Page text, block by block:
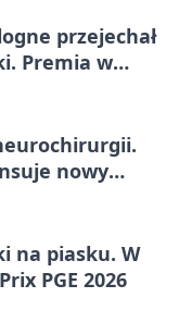
przejechał
Premia w
nowy
na piasku. W
PGE 2026